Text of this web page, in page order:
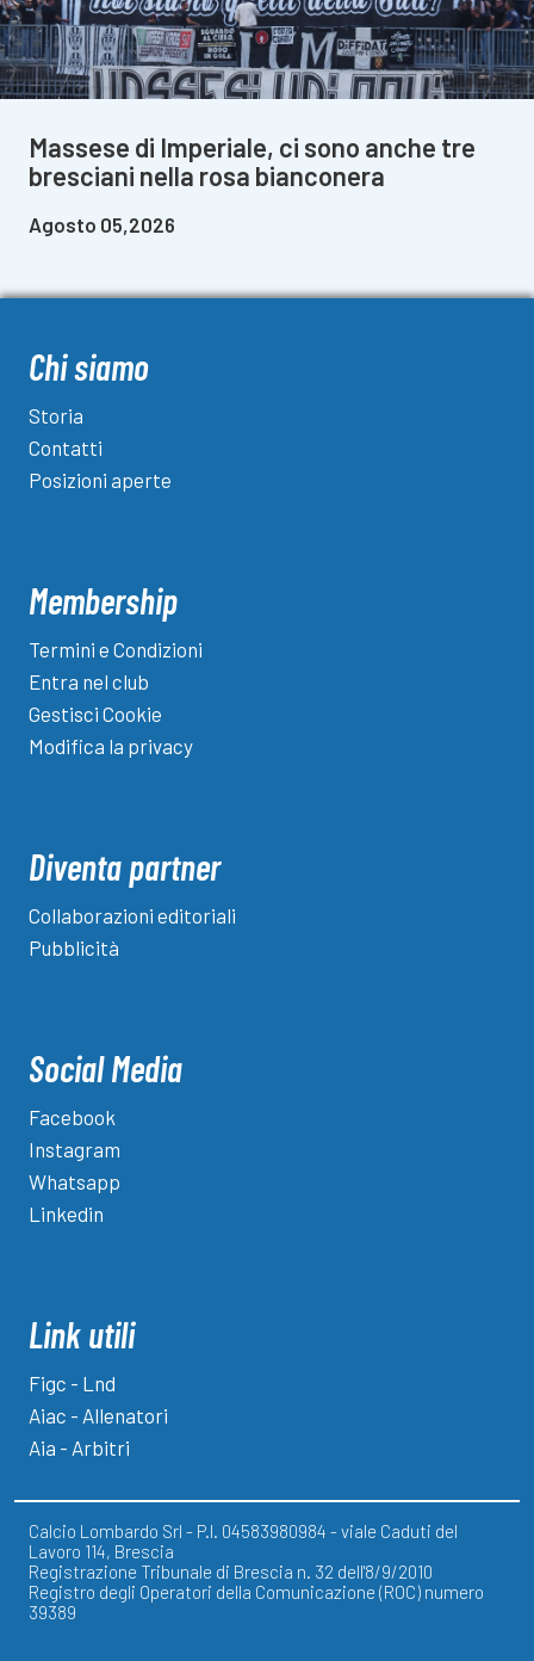
Massese di Imperiale, ci sono anche tre
bresciani nella rosa bianconera
Agosto 05,2026
Chi siamo
Storia
Contatti
Posizioni aperte
Membership
Termini e Condizioni
Entra nel club
Gestisci Cookie
Modifica la privacy
Diventa partner
Collaborazioni editoriali
Pubblicità
Social Media
Facebook
Instagram
Whatsapp
Linkedin
Link utili
Figc - Lnd
Aiac - Allenatori
Aia - Arbitri
Calcio Lombardo Srl - P.I. 04583980984 - viale Caduti del
Lavoro 114, Brescia
Registrazione Tribunale di Brescia n. 32 dell'8/9/2010
Registro degli Operatori della Comunicazione (ROC) numero
39389